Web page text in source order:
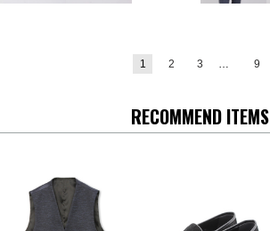
1 2 3 9
RECOMMEND ITEMS